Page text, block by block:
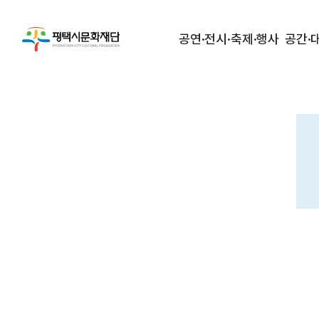
공연·전시·축제·행사 공간·